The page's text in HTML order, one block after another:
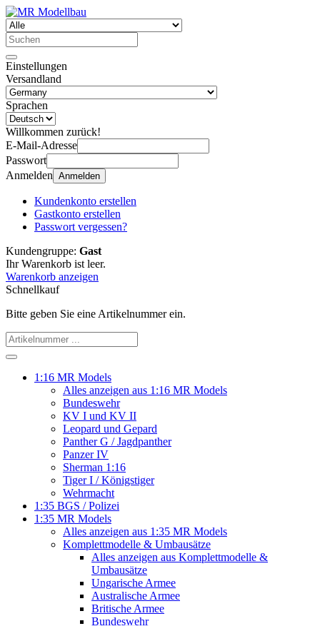
Einstellungen
Versandland
Sprachen
Willkommen zurück!
E-Mail-Adresse
Passwort
Anmelden Anmelden
Kundenkonto erstellen
Gastkonto erstellen
Passwort vergessen?
Kundengruppe: Gast
Ihr Warenkorb ist leer.
Warenkorb anzeigen
Schnellkauf
Bitte geben Sie eine Artikelnummer ein.
1:16 MR Models
Alles anzeigen aus 1:16 MR Models
Bundeswehr
KV I und KV II
Leopard und Gepard
Panther G / Jagdpanther
Panzer IV
Sherman 1:16
Tiger I / Königstiger
Wehrmacht
1:35 BGS / Polizei
1:35 MR Models
Alles anzeigen aus 1:35 MR Models
Komplettmodelle & Umbausätze
Alles anzeigen aus Komplettmodelle &
Umbausätze
Ungarische Armee
Australische Armee
Britische Armee
Bundeswehr